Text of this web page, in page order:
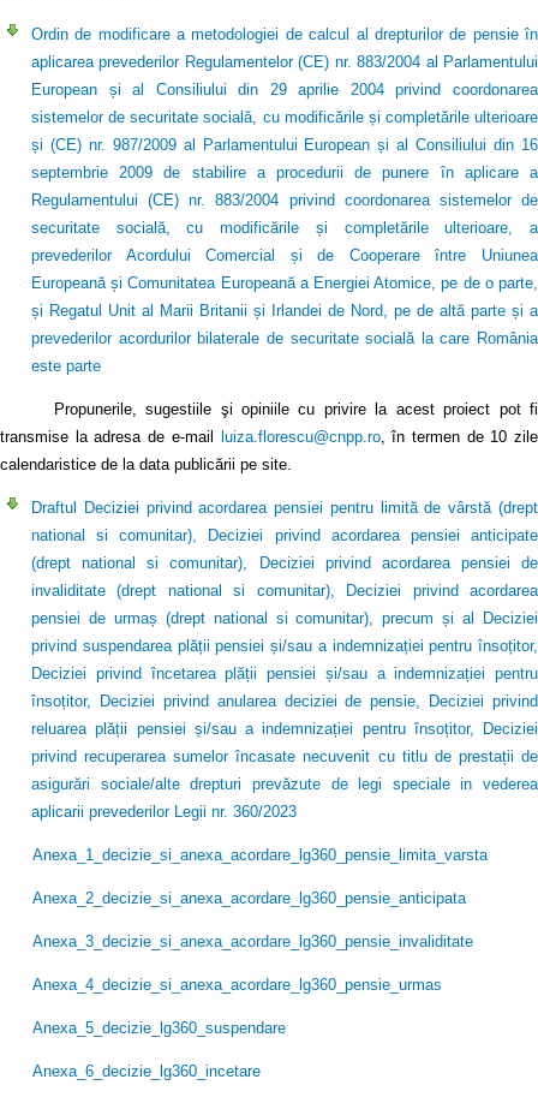
Ordin de modificare a metodologiei de calcul al drepturilor de pensie în
aplicarea prevederilor Regulamentelor (CE) nr. 883/2004 al Parlamentului
European și al Consiliului din 29 aprilie 2004 privind coordonarea
sistemelor de securitate socială, cu modificările și completările ulterioare
și (CE) nr. 987/2009 al Parlamentului European și al Consiliului din 16
septembrie 2009 de stabilire a procedurii de punere în aplicare a
Regulamentului (CE) nr. 883/2004 privind coordonarea sistemelor de
securitate socială, cu modificările și completările ulterioare, a
prevederilor Acordului Comercial și de Cooperare între Uniunea
Europeană și Comunitatea Europeană a Energiei Atomice, pe de o parte,
și Regatul Unit al Marii Britanii și Irlandei de Nord, pe de altă parte și a
prevederilor acordurilor bilaterale de securitate socială la care România
este parte
Propunerile, sugestiile şi opiniile cu privire la acest proiect pot fi
transmise la adresa de e-mail
luiza.florescu@cnpp.ro, în termen de 10 zile
calendaristice de la data publicării pe site.
Draftul Deciziei privind acordarea pensiei pentru limită de vârstă (drept
national si comunitar), Deciziei privind acordarea pensiei anticipate
(drept national si comunitar), Deciziei privind acordarea pensiei de
invaliditate (drept national si comunitar), Deciziei privind acordarea
pensiei de urmaș (drept national si comunitar), precum și al Deciziei
privind suspendarea plății pensiei și/sau a indemnizației pentru însoțitor,
Deciziei privind încetarea plății pensiei și/sau a indemnizației pentru
însoțitor, Deciziei privind anularea deciziei de pensie, Deciziei privind
reluarea plății pensiei și/sau a indemnizației pentru însoțitor, Deciziei
privind recuperarea sumelor încasate necuvenit cu titlu de prestații de
asigurări sociale/alte drepturi prevăzute de legi speciale in vederea
aplicarii prevederilor Legii nr. 360/2023
Anexa_1_decizie_si_anexa_acordare_lg360_pensie_limita_varsta
Anexa_2_decizie_si_anexa_acordare_lg360_pensie_anticipata
Anexa_3_decizie_si_anexa_acordare_lg360_pensie_invaliditate
Anexa_4_decizie_si_anexa_acordare_lg360_pensie_urmas
Anexa_5_decizie_lg360_suspendare
Anexa_6_decizie_lg360_incetare